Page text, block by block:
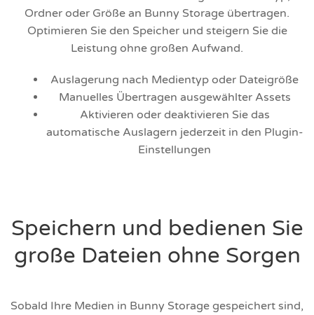
Ordner oder Größe an Bunny Storage übertragen.
Optimieren Sie den Speicher und steigern Sie die
Leistung ohne großen Aufwand.
Auslagerung nach Medientyp oder Dateigröße
Manuelles Übertragen ausgewählter Assets
Aktivieren oder deaktivieren Sie das
automatische Auslagern jederzeit in den Plugin-
Einstellungen
Speichern und bedienen Sie
große Dateien ohne Sorgen
Sobald Ihre Medien in Bunny Storage gespeichert sind,